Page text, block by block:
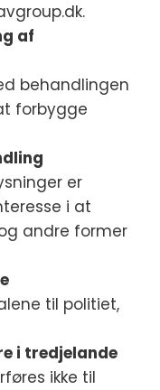
af
behandlingen
forbygge
er
i at
andre former
til politiet,
i tredjelande
ikke til